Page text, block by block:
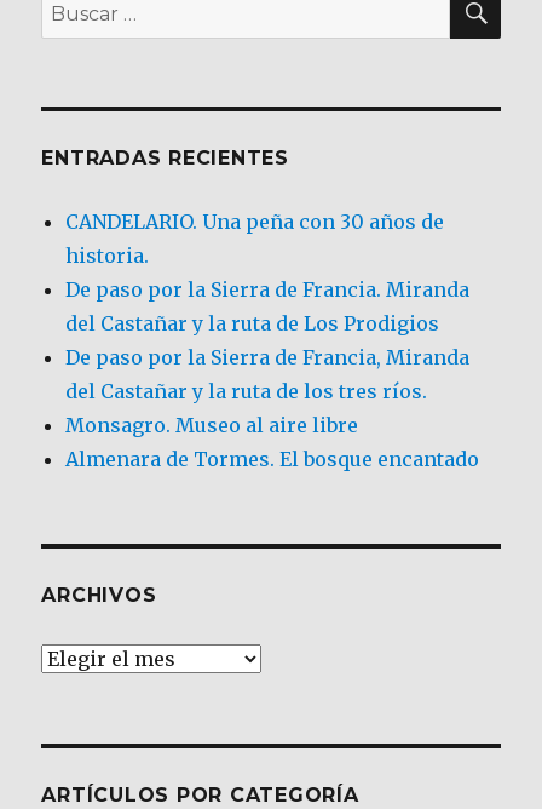
por:
ENTRADAS RECIENTES
CANDELARIO. Una peña con 30 años de
historia.
De paso por la Sierra de Francia. Miranda
del Castañar y la ruta de Los Prodigios
De paso por la Sierra de Francia, Miranda
del Castañar y la ruta de los tres ríos.
Monsagro. Museo al aire libre
Almenara de Tormes. El bosque encantado
ARCHIVOS
Archivos
ARTÍCULOS POR CATEGORÍA